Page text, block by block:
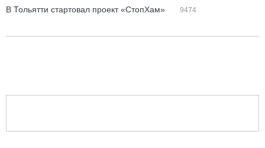
В Тольятти стартовал проект «СтопХам»
9474